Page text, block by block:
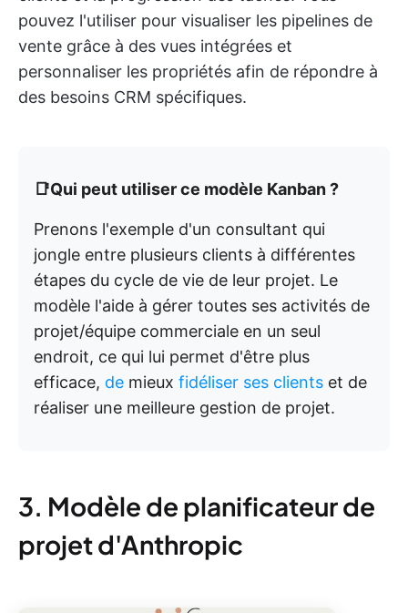
pouvez l'utiliser pour visualiser les pipelines de
vente grâce à des vues intégrées et
personnaliser les propriétés afin de répondre à
des besoins CRM spécifiques.
📑Qui peut utiliser ce modèle Kanban ?
Prenons l'exemple d'un consultant qui
jongle entre plusieurs clients à différentes
étapes du cycle de vie de leur projet. Le
modèle l'aide à gérer toutes ses activités de
projet/équipe commerciale en un seul
endroit, ce qui lui permet d'être plus
efficace, de mieux fidéliser ses clients et de
réaliser une meilleure gestion de projet.
3. Modèle de planificateur de
projet d'Anthropic